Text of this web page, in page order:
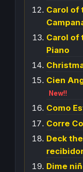
Carol of
Carol of
Piano
Cien
New!!
Como
Corre
Deck
Dime